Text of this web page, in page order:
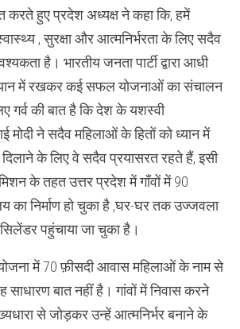
करते हुए प्रदेश अध्यक्ष ने कहा कि, हमें
, सुरक्षा और आत्मनिर्भरता के लिए सदैव
है। भारतीय जनता पार्टी द्वारा आधी
में रखकर कई सफल योजनाओं का संचालन
गर्व की बात है कि देश के यशस्वी
मोदी ने सदैव महिलाओं के हितों को ध्यान में
के लिए वे सदैव प्रयासरत रहते हैं, इसी
के तहत उत्तर प्रदेश में गाँवों में 90
का निर्माण हो चुका है ,घर-घर तक उज्जवला
पहुंचाया जा चुका है।
में 70 फ़ीसदी आवास महिलाओं के नाम से
बात नहीं है। गांवों में निवास करने
से जोड़कर उन्हें आत्मनिर्भर बनाने के